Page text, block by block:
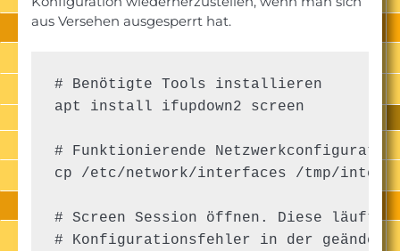
aus Versehen ausgesperrt hat.
# Benötigte Tools installieren
apt install ifupdown2 screen
# Funktionierende Netzwerkconfiguration
cp /etc/network/interfaces /tmp/
# Screen Session öffnen. Diese läuft
# Konfigurationsfehler in der